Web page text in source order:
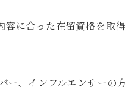
に合った在留資格を取
、インフルエンサーの